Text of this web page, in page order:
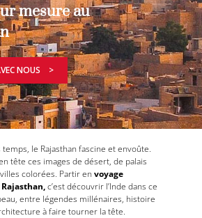
mesure au
NOUS >
le Rajasthan fascine et envoûte.
tête ces images de désert, de palais
colorées. Partir envoyage
c’est découvrir l’Inde dans ce
entre légendes millénaires, histoire
à faire tourner la tête.